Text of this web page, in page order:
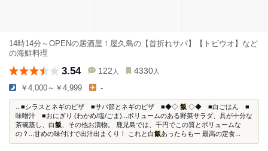
14時14分～OPENの居酒屋！屋久島の【首折れサバ】【トビウオ】など
の海鮮料理
3.54 122 人 4330 人
￥4,000～￥4,999 -
...■シラスとネギのピザ ■サバ節とネギのピザ ■◆◇ 飯 ◇◆ ■白ごはん ■
味噌汁 ■おにぎり (わかめ/塩/ごま)...ボリュームのある野菜サラダ、具が十分な
茶碗蒸し、白飯 、その他お漬物。 鹿児島では、千円でこの質とボリュームな
の？...甘めの味付けで出汁出まくり！ これと白飯あったらもー 最高の定食...